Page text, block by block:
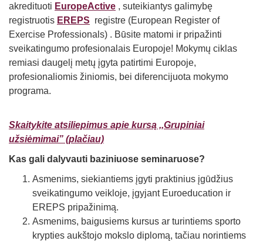
akredituoti EuropeActive , suteikiantys galimybę
registruotis EREPS registre (European Register of
Exercise Professionals) . Būsite matomi ir pripažinti
sveikatingumo profesionalais Europoje! Mokymų ciklas
remiasi daugelį metų įgyta patirtimi Europoje,
profesionaliomis žiniomis, bei diferencijuota mokymo
programa.
Skaitykite atsiliepimus apie kursą ,,Grupiniai
užsiėmimai” (plačiau)
Kas gali dalyvauti baziniuose seminaruose?
Asmenims, siekiantiems įgyti praktinius įgūdžius
sveikatingumo veikloje, įgyjant Euroeducation ir
EREPS pripažinimą.
Asmenims, baigusiems kursus ar turintiems sporto
krypties aukštojo mokslo diplomą, tačiau norintiems